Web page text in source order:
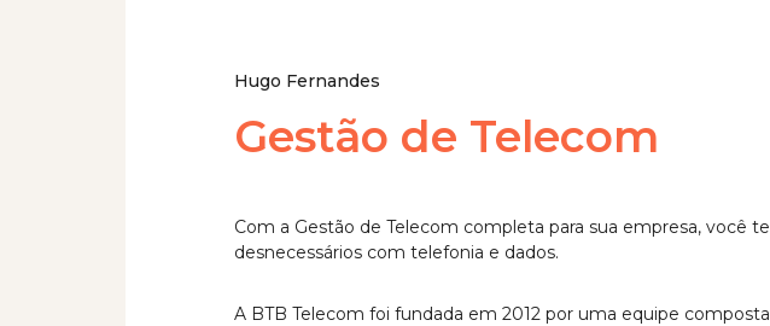
Hugo Fernandes
Gestão de Telecom
Com a Gestão de Telecom completa para sua empresa, você
desnecessários com telefonia e dados.
A BTB Telecom foi fundada em 2012 por uma equipe